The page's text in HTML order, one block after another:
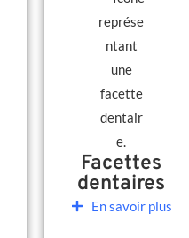
Facettes
dentaires
En savoir plus